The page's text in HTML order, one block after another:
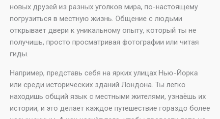
новых друзей из разных уголков мира, по-настоящему
погрузиться в местную жизнь. Общение с людьми
открывает двери к уникальному опыту, который ты не
получишь, просто просматривая фотографии или читая
гиды.
Например, представь себя на ярких улицах Нью-Йорка
или среди исторических зданий Лондона. Ты легко
находишь общий язык с местными жителями, узнаёшь их
истории, и это делает каждое путешествие гораздо более